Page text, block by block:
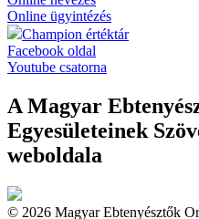
Online ügyintézés
Champion értéktár
Facebook oldal
Youtube csatorna
A Magyar
Egyesületeinek
weboldala
© 2026 Magyar Ebtenyésztők